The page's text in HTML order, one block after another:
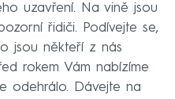
uzavření. Na vině jsou
řidiči. Podívejte se,
jsou někteří z nás
rokem Vám nabízíme
odehrálo. Dávejte na